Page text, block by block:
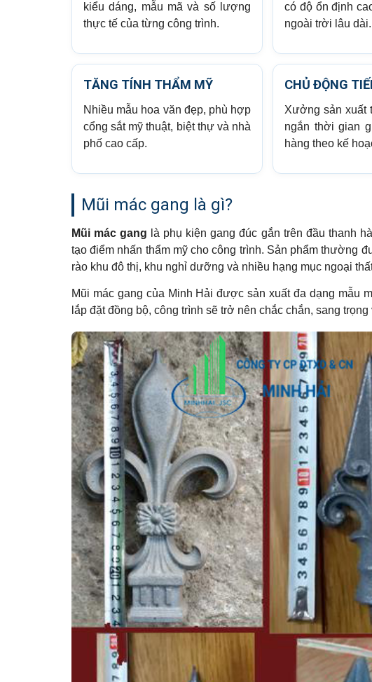
kiểu dáng, mẫu mã và số lượng
thực tế của từng công trình.
có độ ổn định
ngoài trời lâu dài.
TĂNG TÍNH THẨM MỸ
Nhiều mẫu hoa văn đẹp, phù hợp
cổng sắt mỹ thuật, biệt thự và nhà
phố cao cấp.
CHỦ ĐỘNG
Xưởng sản xuất
ngắn thời gian
hàng theo kế
Mũi mác gang là gì?
Mũi mác gang là phụ kiện gang đúc gắn trên đầu thanh
tạo điểm nhấn thẩm mỹ cho công trình. Sản phẩm thường
rào khu đô thị, khu nghỉ dưỡng và nhiều hạng mục ngoại
Mũi mác gang của Minh Hải được sản xuất đa dạng mẫu
lắp đặt đồng bộ, công trình sẽ trở nên chắc chắn, sang